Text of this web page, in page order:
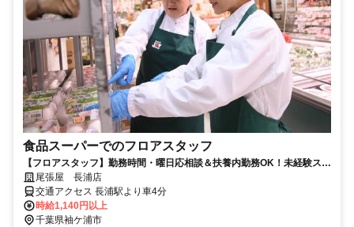
食品スーパーでのフロアスタッフ
【フロアスタッフ】勤務時間・曜日応相談＆扶養内勤務OK！未経験スタ
ート大歓迎♪
尾張屋 長浦店
交通アクセス 長浦駅より車4分
時給1,140円以上
千葉県袖ケ浦市